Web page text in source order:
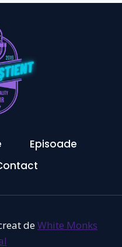
Episoade
deWhite Monks